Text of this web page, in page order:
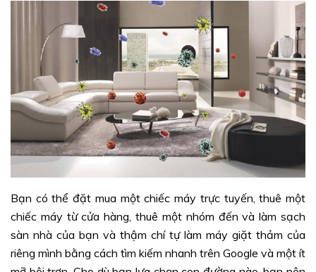
Bạn có thể đặt mua một chiếc máy trực tuyến, thuê một
chiếc máy từ cửa hàng, thuê một nhóm đến và làm sạch
sàn nhà của bạn và thậm chí tự làm máy giặt thảm của
riêng mình bằng cách tìm kiếm nhanh trên Google và một ít